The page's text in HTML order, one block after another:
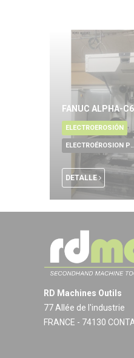
FANUC ALPHA-
ELECTROEROSIÓN
DETALLE
RD Machines Outils
77 Allée de l'industrie
FRANCE - 74130